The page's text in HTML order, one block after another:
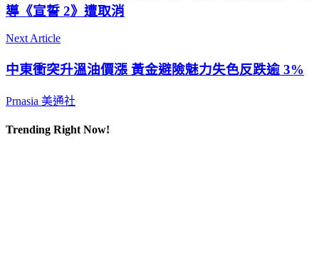
導《宣誓 2》遭取消
Next Article
中東衝突升溫油價漲 黃金避險魅力失色反跌逾 3%
Prnasia 美通社
Trending Right Now!